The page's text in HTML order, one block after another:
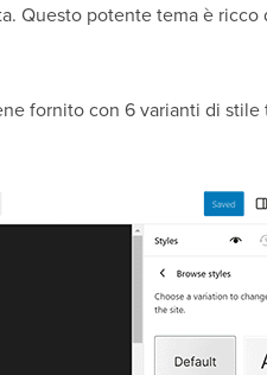
Questo potente tema è ricco
fornito con 6 varianti di stile